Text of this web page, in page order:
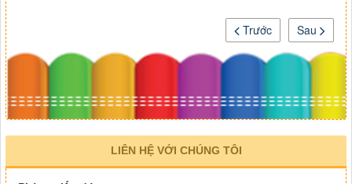
Sau
Trước
LIÊN HỆ VỚI CHÚNG TÔI